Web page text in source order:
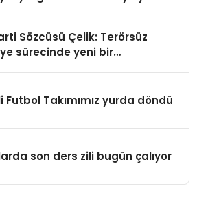
Sözcüsü Çelik: Terörsüz
sürecinde yeni bir
Futbol Takımımız yurda döndü
son ders zili bugün çalıyor